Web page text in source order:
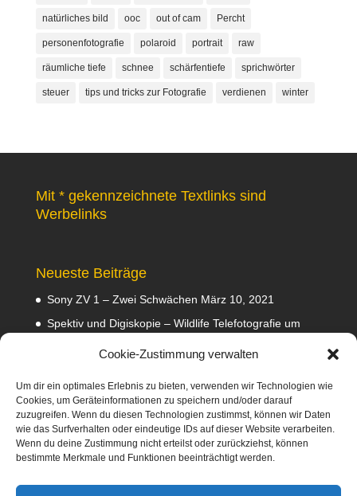
Cookie-Zustimmung verwalten
Um dir ein optimales Erlebnis zu bieten, verwenden wir Technologien wie
Cookies, um Geräteinformationen zu speichern und/oder darauf
zuzugreifen. Wenn du diesen Technologien zustimmst, können wir Daten
wie das Surfverhalten oder eindeutige IDs auf dieser Website verarbeiten.
Wenn du deine Zustimmung nicht erteilst oder zurückziehst, können
bestimmte Merkmale und Funktionen beeinträchtigt werden.
natürliches bild ooc out of cam Percht
personenfotografie polaroid portrait raw
räumliche tiefe schnee schärfentiefe sprichwörter
steuer tips und tricks zur Fotografie verdienen winter
Mit * gekennzeichnete Textlinks sind
Werbelinks
Neueste Beiträge
Sony ZV 1 – Zwei Schwächen März 10, 2021
Spektiv und Digiskopie – Wildlife Telefotografie um
2020
Empfehlungen Februar 8, 2020
Abmahnung wegen Fotos Januar 31, 2020
Diese Webseite nimmt am Amazon-Partnerprogramm